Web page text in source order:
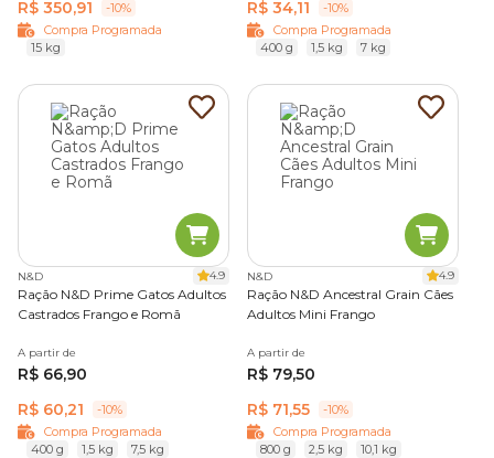
R$ 350,91
-10%
Compra Programada
15 kg
R$ 34,11
-10%
Compra Programada
400 g
1,5 kg 7 kg
N&D 4.9
Ração N&D Prime Gatos Adultos
Castrados Frango e Romã
A partir de
R$ 66,90
R$ 60,21
-10%
Compra Programada
400 g
1,5 kg 7,5 kg
N&D 4.9
Ração N&D Ancestral Grain Cães
Adultos Mini Frango
A partir de
R$ 79,50
R$ 71,55
-10%
Compra Programada
800 g
2,5 kg 10,1 kg